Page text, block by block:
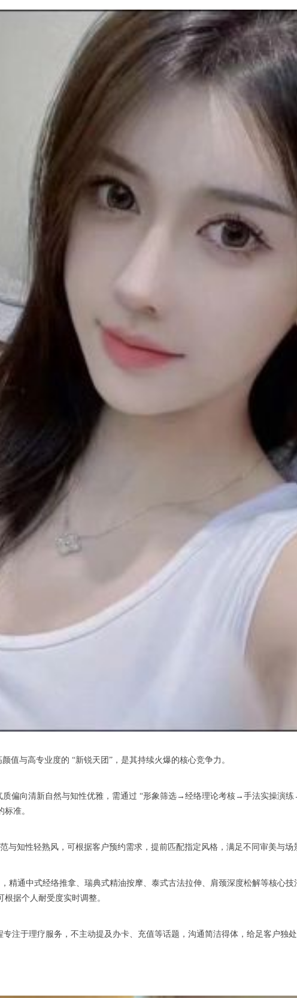
与高专业度的 “新锐天团”，是其持续火爆的核心竞争力。
偏向清新自然与知性优雅，需通过 “形象筛选→经络理论考核→手法实操演
准。
知性轻熟风，可根据客户预约需求，提前匹配指定风格，满足不同审美与场
通中式经络推拿、瑞典式精油按摩、泰式古法拉伸、肩颈深度松解等核心技
据个人耐受度实时调整。
于理疗服务，不主动提及办卡、充值等话题，沟通简洁得体，给足客户独处